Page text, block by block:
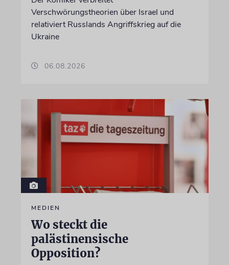
Verschwörungstheorien über Israel und
relativiert Russlands Angriffskrieg auf die
Ukraine
06.08.2026
MEDIEN
Wo steckt die
palästinensische
Opposition?